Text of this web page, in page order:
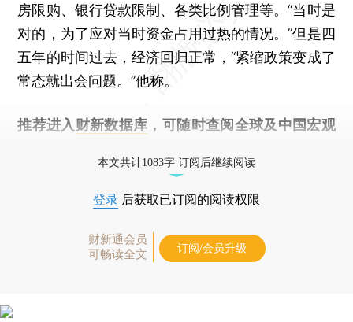
房限购、银行贷款限制、各类比例管理等。“当时是
对的，为了应对当时资金占用过热的情况。”但是四
五年的时间过去，经济回归正常，“紧缩政策变成了
常态就出会问题。”他称。
推荐进入 财新数据库 ，可随时查阅全球及中国宏观
本文共计1083字 订阅后继续阅读
登录 后获取已订阅的阅读权限
财新通会员
可畅读全文
订阅/会员升级